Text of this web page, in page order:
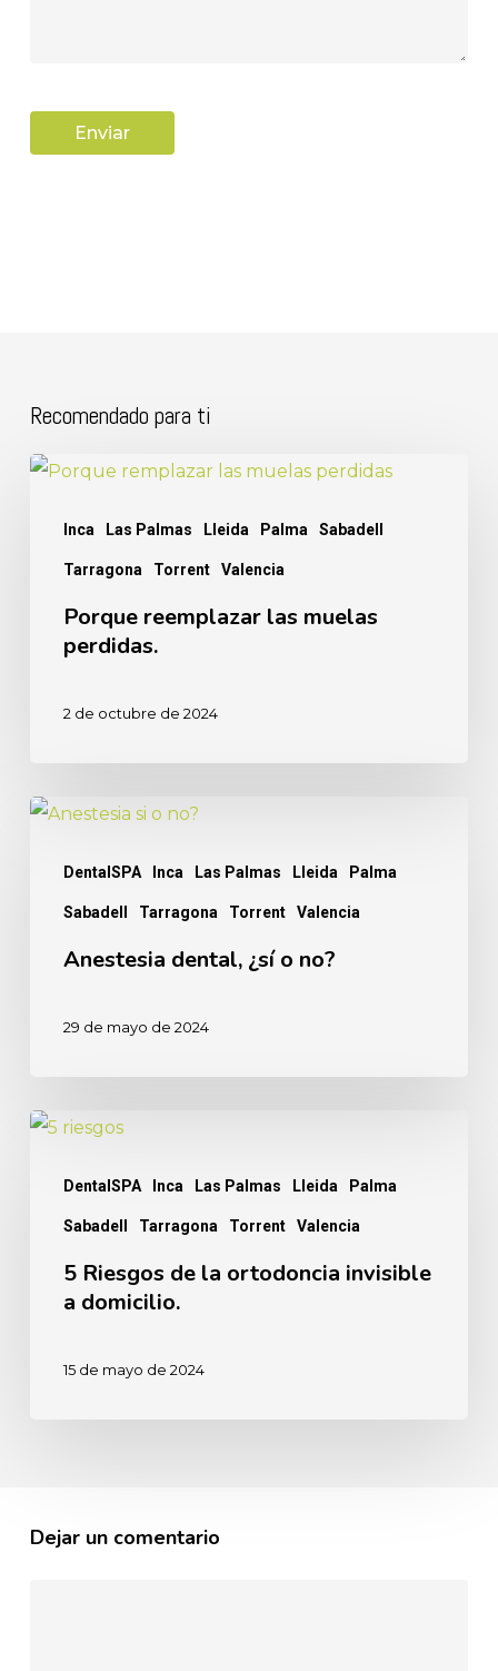
Recomendado para ti
Inca Las Palmas Lleida Palma Sabadell
Tarragona Torrent Valencia
Porque
muelas
perdidas.
Porque reemplazar las muelas
perdidas.
2 de octubre de 2024
DentalSPA Inca Las Palmas Lleida Palma
Sabadell Tarragona Torrent Valencia
Anestesia
Anestesia dental, ¿sí o no?
29 de mayo de 2024
DentalSPA Inca Las Palmas Lleida Palma
Sabadell Tarragona Torrent Valencia
5
ortodoncia
invisible
domicilio.
5 Riesgos de la ortodoncia invisible
a domicilio.
15 de mayo de 2024
Dejar un comentario